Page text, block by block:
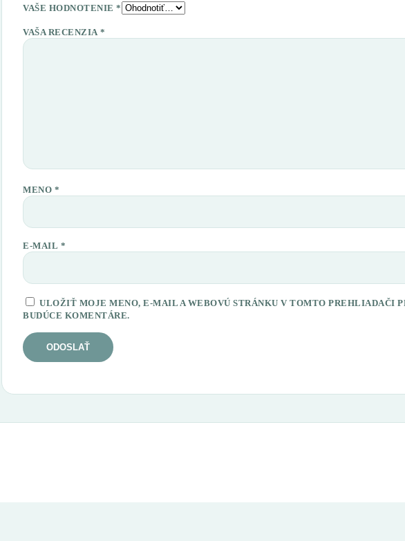
VAŠE HODNOTENIE *
VAŠA RECENZIA *
MENO *
E-MAIL *
ULOŽIŤ MOJE MENO, E-MAIL A WEBOVÚ STRÁNKU V TOMTO PREHLIADAČI
BUDÚCE KOMENTÁRE.